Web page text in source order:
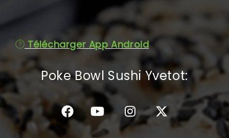
MENTIONS LÉGALES
C.G.V
Télécharger App Android
Poke Bowl Sushi Yvetot: